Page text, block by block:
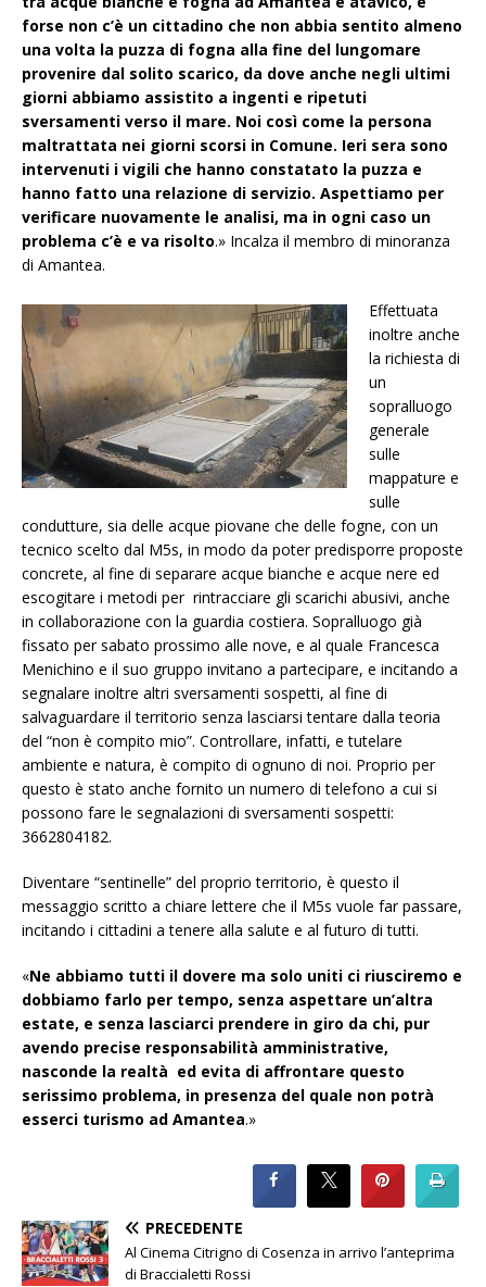
forse non c’è un cittadino che non abbia sentito almeno
una volta la puzza di fogna alla fine del lungomare
provenire dal solito scarico, da dove anche negli ultimi
giorni abbiamo assistito a ingenti e ripetuti
sversamenti verso il mare. Noi così come la persona
maltrattata nei giorni scorsi in Comune. Ieri sera sono
intervenuti i vigili che hanno constatato la puzza e
hanno fatto una relazione di servizio. Aspettiamo per
verificare nuovamente le analisi, ma in ogni caso un
problema c’è e va risolto.» Incalza il membro di minoranza
di Amantea.
Effettuata
inoltre anche
la richiesta di
un
sopralluogo
generale
sulle
mappature e
sulle
condutture, sia delle acque piovane che delle fogne, con un
tecnico scelto dal M5s, in modo da poter predisporre proposte
concrete, al fine di separare acque bianche e acque nere ed
escogitare i metodi per rintracciare gli scarichi abusivi, anche
in collaborazione con la guardia costiera. Sopralluogo già
fissato per sabato prossimo alle nove, e al quale Francesca
Menichino e il suo gruppo invitano a partecipare, e incitando a
segnalare inoltre altri sversamenti sospetti, al fine di
salvaguardare il territorio senza lasciarsi tentare dalla teoria
del “non è compito mio”. Controllare, infatti, e tutelare
ambiente e natura, è compito di ognuno di noi. Proprio per
questo è stato anche fornito un numero di telefono a cui si
possono fare le segnalazioni di sversamenti sospetti:
3662804182.
Diventare “sentinelle” del proprio territorio, è questo il
messaggio scritto a chiare lettere che il M5s vuole far passare,
incitando i cittadini a tenere alla salute e al futuro di tutti.
«Ne abbiamo tutti il dovere ma solo uniti ci riusciremo e
dobbiamo farlo per tempo, senza aspettare un’altra
estate, e senza lasciarci prendere in giro da chi, pur
avendo precise responsabilità amministrative,
nasconde la realtà ed evita di affrontare questo
serissimo problema, in presenza del quale non potrà
esserci turismo ad Amantea.»
PRECEDENTE
Al Cinema Citrigno di Cosenza in arrivo l’anteprima
di Braccialetti Rossi